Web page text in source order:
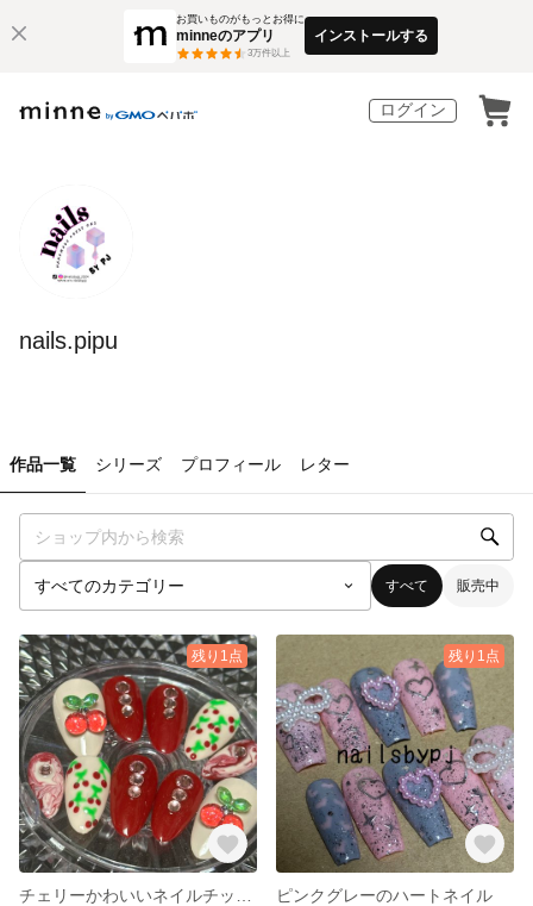
お買いものがもっとお得に
minneのアプリ
3万件以上
インストールする
ログイン
nails.pipu
作品一覧 シリーズ プロフィール レター
すべて 販売中
残り1点 残り1点
ピンクグレーのハートネイル